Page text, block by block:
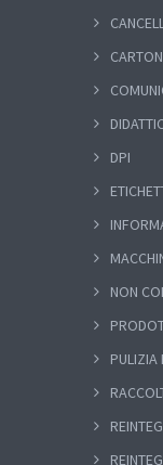
DPI
NON
PULIZIA